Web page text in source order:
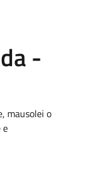
-
mausolei o
e